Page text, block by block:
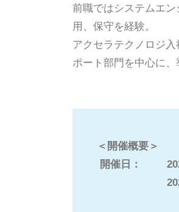
前職ではシステムエ
用、保守を経験。
アクセラテクノロジ
ポート部門を中心に、
＜開催概要＞
開催日：